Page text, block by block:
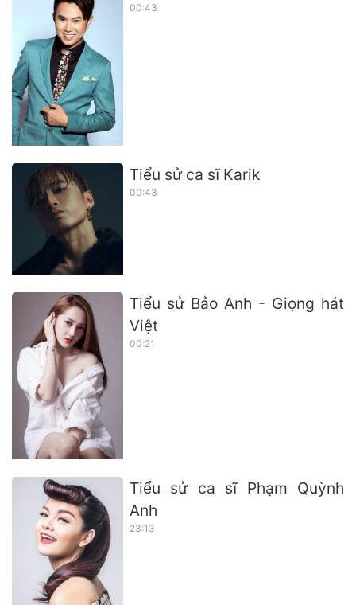
00:43
Tiểu sử ca sĩ Karik
00:43
Tiểu sử Bảo Anh - Giọng hát
Việt
00:21
Tiểu sử ca sĩ Phạm Quỳnh
Anh
23:13